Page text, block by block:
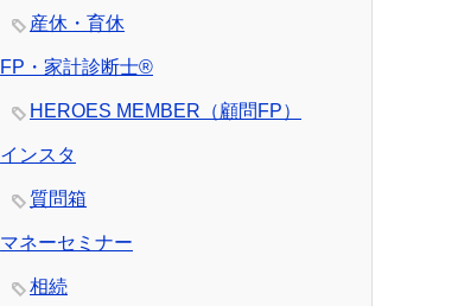
産休・育休
FP・家計診断士®
HEROES MEMBER（顧問FP）
インスタ
質問箱
マネーセミナー
相続